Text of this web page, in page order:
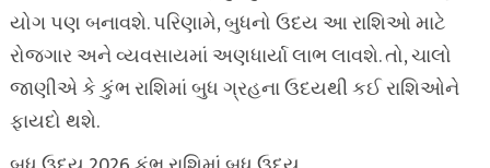
યોગ પણ બનાવશે. પરિણામે, બુધનો ઉદય આ રાશિઓ માટે
રોજગાર અને વ્યવસાયમાં અણધાર્યા લાભ લાવશે. તો, ચાલો
જાણીએ કે કુંભ રાશિમાં બુધ ગ્રહના ઉદયથી કઈ રાશિઓને
ફાયદો થશે.